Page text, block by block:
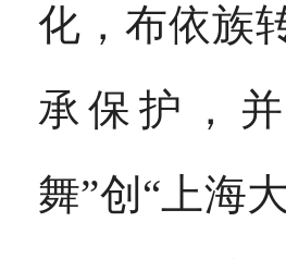
化，布依族
承保护，
舞”创“上海